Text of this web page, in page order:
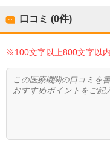
口コミ (0件)
※100文字以上800文字以